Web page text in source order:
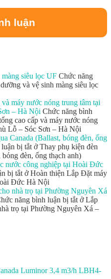
siêu lọc UF Chức năng
và vệ sinh màng siêu lọc
máy nước nóng trung tâm tại
– Hà Nội Chức năng bình
cao cấp và máy nước nóng
Lỗ – Sóc Sơn – Hà Nội
Canada (Ballast, bóng đèn, ống
bị tắt ở Thay phụ kiện đèn
đèn, ống thạch anh)
nước công nghiệp tại Hoài Đức
bị tắt ở Hoàn thiện Lắp Đặt máy
Đức Hà Nội
nhà trọ tại Phường Nguyên Xá
năng bình luận bị tắt ở Lắp
trọ tại Phường Nguyên Xá –
Luminor 3,4 m3/h LBH4-